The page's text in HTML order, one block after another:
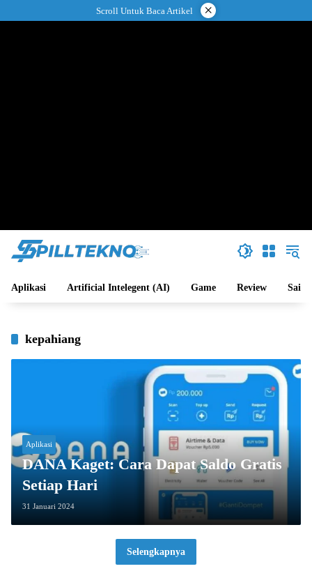
ke
Scroll Untuk Baca Artikel ×
Aplikasi Artificial Intelegent (AI) Game Review Sains
kepahiang
Aplikasi
DANA Kaget: Cara Dapat Saldo Gratis
Setiap Hari
31 Januari 2024
Selengkapnya